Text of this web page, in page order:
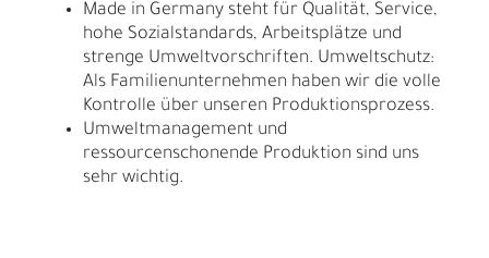
Made in Germany steht für Qualität, Service,
hohe Sozialstandards, Arbeitsplätze und
strenge Umweltvorschriften. Umweltschutz:
Als Familienunternehmen haben wir die volle
Kontrolle über unseren Produktionsprozess.
Umweltmanagement und
ressourcenschonende Produktion sind uns
sehr wichtig.